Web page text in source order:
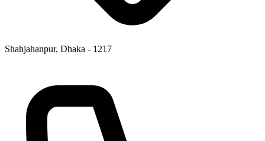
Shahjahanpur, Dhaka - 1217